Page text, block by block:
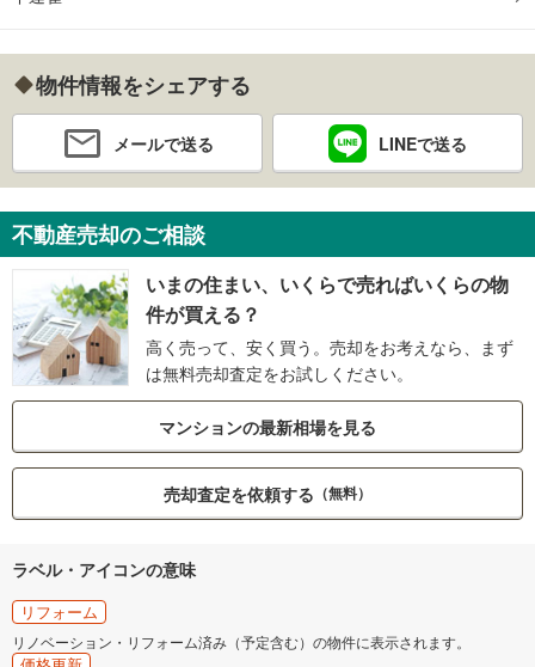
物件情報をシェアする
メールで送る LINEで送る
不動産売却のご相談
いまの住まい、いくらで売ればいくらの物
件が買える？
高く売って、安く買う。売却をお考えなら、まず
は無料売却査定をお試しください。
マンションの最新相場を見る
売却査定を依頼する （無料）
ラベル・アイコンの意味
リフォーム
リノベーション・リフォーム済み（予定含む）の物件に表示されます。